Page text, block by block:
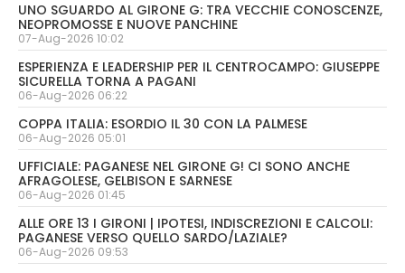
UNO SGUARDO AL GIRONE G: TRA VECCHIE CONOSCENZE,
NEOPROMOSSE E NUOVE PANCHINE
07-Aug-2026 10:02
ESPERIENZA E LEADERSHIP PER IL CENTROCAMPO: GIUSEPPE
SICURELLA TORNA A PAGANI
06-Aug-2026 06:22
COPPA ITALIA: ESORDIO IL 30 CON LA PALMESE
06-Aug-2026 05:01
UFFICIALE: PAGANESE NEL GIRONE G! CI SONO ANCHE
AFRAGOLESE, GELBISON E SARNESE
06-Aug-2026 01:45
ALLE ORE 13 I GIRONI | IPOTESI, INDISCREZIONI E CALCOLI:
PAGANESE VERSO QUELLO SARDO/LAZIALE?
06-Aug-2026 09:53